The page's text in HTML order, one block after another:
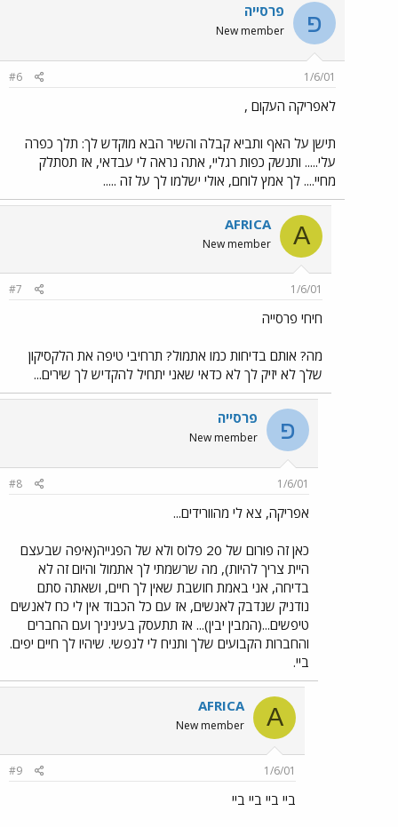
פ פרסייה
New member
1/6/01
#6
לאפריקה העקום ,
תישן על האף ותביא קבלה והשיר הבא מוקדש לך: תלך כפרה
עלי..... ותנשק כפות רגליי, אתה נראה לי עבדאי, אז תסתלק
מחיי.... לך אמץ לוחם, אולי ישלמו לך על זה .....
A
AFRICA
New member
1/6/01
#7
חיחי פרסייה
מה? אותם בדיחות כמו אתמול? תרחיבי טיפה את הלקסיקון
שלך לא יזיק לך לא כדאי שאני יתחיל להקדיש לך שירים...
פ פרסייה
New member
1/6/01
#8
אפריקה, צא לי מהוורידים...
כאן זה פורום של 20 פלוס ולא של הפגייה(איפה שבעצם
היית צריך להיות), מה שרשמתי לך אתמול והיום זה לא
בדיחה, אני באמת חושבת שאין לך חיים, ושאתה סתם
נודניק שנדבק לאנשים, אז עם כל הכבוד אין לי כח לאנשים
טיפשים...(המבין יבין)... אז תתעסק בעיניניך ועם החברים
והחברות הקבועים שלך ותניח לי לנפשי. שיהיו לך חיים יפים.
ביי.
A
AFRICA
New member
1/6/01
#9
ביי ביי ביי ביי